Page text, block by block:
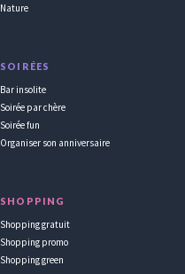
Nature
SOIRÉES
Bar insolite
Soirée par chère
Soirée fun
Organiser son anniversaire
SHOPPING
Shopping gratuit
Shopping promo
Shopping green